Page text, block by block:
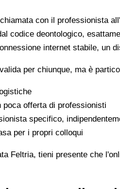
con il professionista
codice deontologico,
internet stabile, un
per chiunque, ma è
offerta di professionisti
specifico,
per i propri colloqui
Feltria, tieni presente che